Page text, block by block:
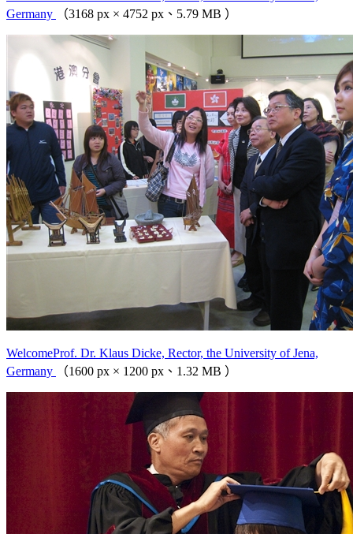
Germany
（3168 px × 4752 px、5.79 MB ）
WelcomeProf. Dr. Klaus Dicke, Rector, the University of Jena,
Germany
（1600 px × 1200 px、1.32 MB ）